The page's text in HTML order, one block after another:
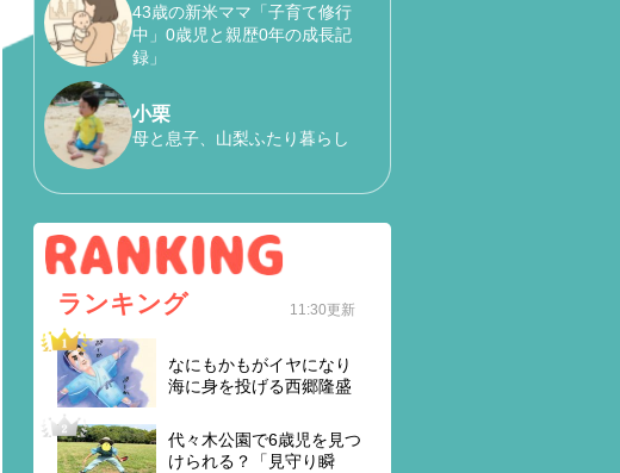
43歳の新米ママ「子育て修行
中」0歳児と親歴0年の成長記
録」
小栗
母と息子、山梨ふたり暮らし
ランキング 11:30更新
なにもかもがイヤになり
海に身を投げる西郷隆盛
代々木公園で6歳児を見つ
けられる？「見守り瞬